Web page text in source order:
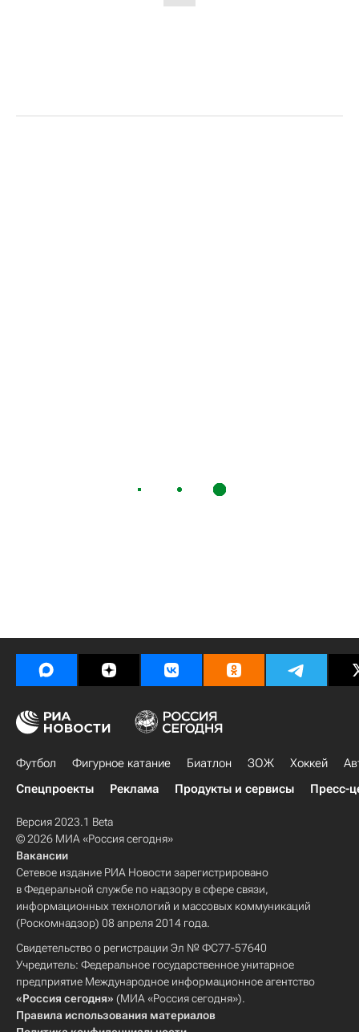
Футбол Фигурное катание Биатлон ЗОЖ Хоккей
Спецпроекты
Реклама Продукты и сервисы Пресс-
Версия 2023.1 Beta
© 2026 МИА «Россия сегодня»
Вакансии
Сетевое издание РИА Новости зарегистрировано
в Федеральной службе по надзору в сфере связи,
информационных технологий и массовых коммуникаций
(Роскомнадзор) 08 апреля 2014 года.
Свидетельство о регистрации Эл № ФС77-57640
Учредитель: Федеральное государственное унитарное
предприятие Международное информационное агентство
«Россия сегодня» (МИА «Россия сегодня»).
Правила использования материалов